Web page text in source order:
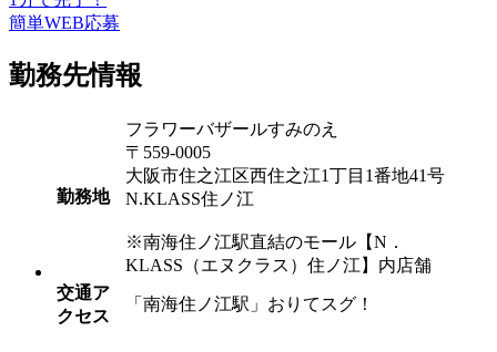
簡単WEB応募
勤務先情報
勤務地
フラワーバザールすみのえ
〒559-0005
大阪市住之江区西住之江1丁目1番地41号
N.KLASS住ノ江
※南海住ノ江駅直結のモール【N．
KLASS（エヌクラス）住ノ江】内店舗
交通ア
クセス
「南海住ノ江駅」おりてスグ！